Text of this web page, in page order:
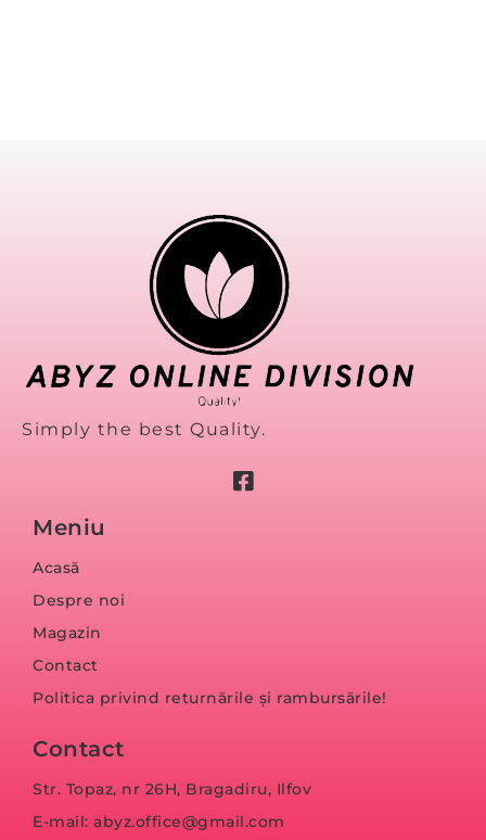
Simply the best Quality.
Meniu
Acasă
Despre noi
Magazin
Contact
Politica privind returnările și rambursările!
Contact
Str. Topaz, nr 26H, Bragadiru, Ilfov
E-mail: abyz.office@gmail.com